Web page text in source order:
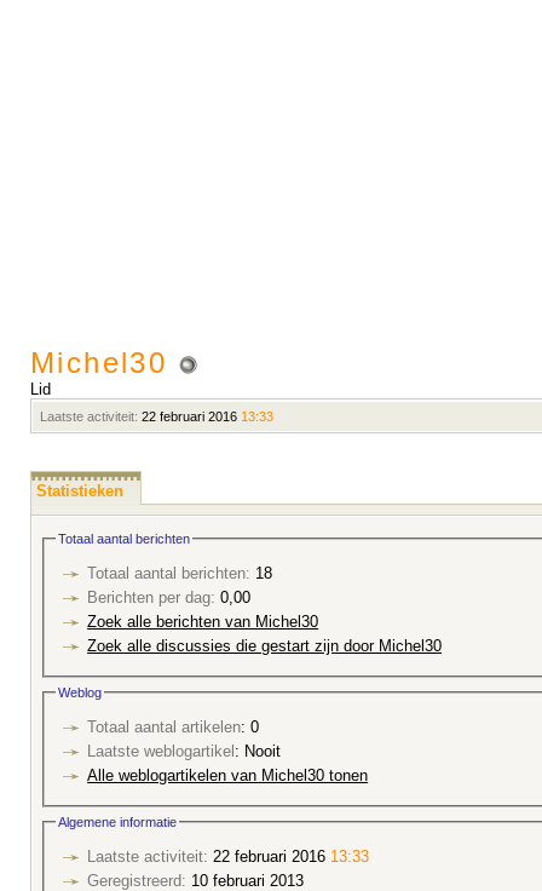
Michel30
Lid
Laatste activiteit: 22 februari 2016 13:33
Statistieken
Totaal aantal berichten
Totaal aantal berichten: 18
Berichten per dag: 0,00
Zoek alle berichten van Michel30
Zoek alle discussies die gestart zijn door Michel30
Weblog
Totaal aantal artikelen: 0
Laatste weblogartikel
: Nooit
Alle weblogartikelen van Michel30 tonen
Algemene informatie
Laatste activiteit: 22 februari 2016 13:33
Geregistreerd: 10 februari 2013